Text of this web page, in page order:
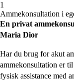
1
Ammekonsultation i
En privat
Maria Dior
Har du brug for akut
ammekonsultation er
fysisk assistance med